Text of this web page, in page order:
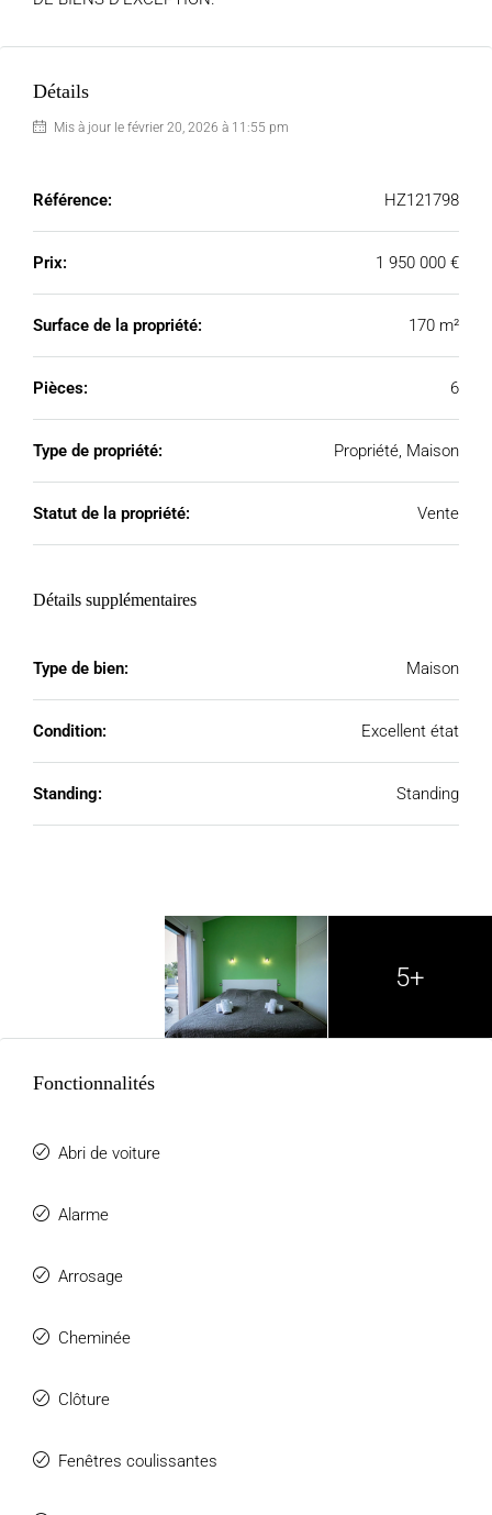
Détails
Mis à jour le février 20, 2026 à 11:55 pm
Référence: HZ121798
Prix: 1 950 000 €
Surface de la propriété: 170 m²
Pièces: 6
Type de propriété: Propriété, Maison
Statut de la propriété: Vente
Détails supplémentaires
Type de bien: Maison
Condition: Excellent état
Standing: Standing
5+
Fonctionnalités
Abri de voiture
Alarme
Arrosage
Cheminée
Clôture
Fenêtres coulissantes